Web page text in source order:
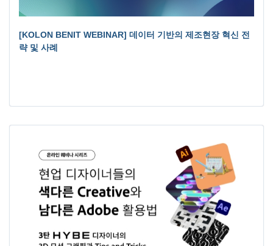
[KOLON BENIT WEBINAR] 데이터 기반의 제조현장 혁신 전
략 및 사례